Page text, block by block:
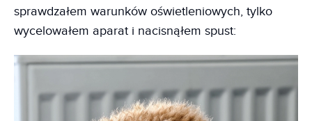
sprawdzałem warunków oświetleniowych, tylko
wycelowałem aparat i nacisnąłem spust: